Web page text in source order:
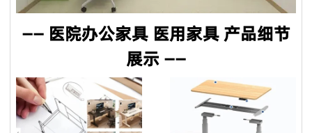
—— 医院办公家具 医用家具 产品细节
展示 ——
馈我们，如果产品不符合合同要求，我们将免费更换或在下一个
订单中给您补偿。对于国外订单，我们确保大多数配件。在某些
特殊情况下，我们将给予折扣作为解决方案。
Q8. 你的设计能力如何？
我们拥有12人的设计团队，设计师拥有10年以上行业经验，毕
业于家具产品设计专业，医疗家具风格、医院空间布局均由我们
设计团队自主设计开发。